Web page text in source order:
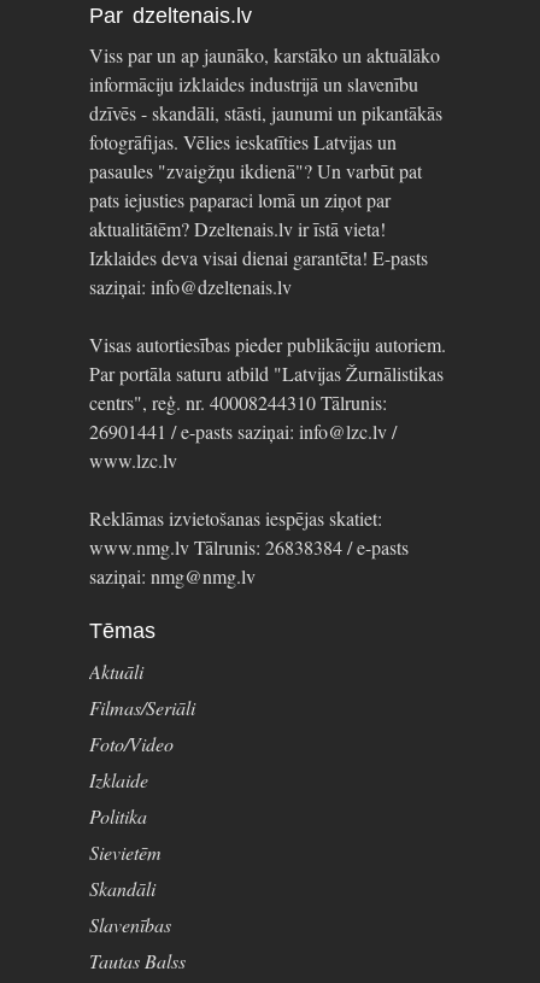
Par dzeltenais.lv
Viss par un ap jaunāko, karstāko un aktuālāko
informāciju izklaides industrijā un slavenību
dzīvēs - skandāli, stāsti, jaunumi un pikantākās
fotogrāfijas. Vēlies ieskatīties Latvijas un
pasaules "zvaigžņu ikdienā"? Un varbūt pat
pats iejusties paparaci lomā un ziņot par
aktualitātēm? Dzeltenais.lv ir īstā vieta!
Izklaides deva visai dienai garantēta! E-pasts
saziņai: info@dzeltenais.lv
Visas autortiesības pieder publikāciju autoriem.
Par portāla saturu atbild "Latvijas Žurnālistikas
centrs", reģ. nr. 40008244310 Tālrunis:
26901441 / e-pasts saziņai: info@lzc.lv /
www.lzc.lv
Reklāmas izvietošanas iespējas skatiet:
www.nmg.lv Tālrunis: 26838384 / e-pasts
saziņai: nmg@nmg.lv
Tēmas
Aktuāli
Filmas/Seriāli
Foto/Video
Izklaide
Politika
Sievietēm
Skandāli
Slavenības
Tautas Balss